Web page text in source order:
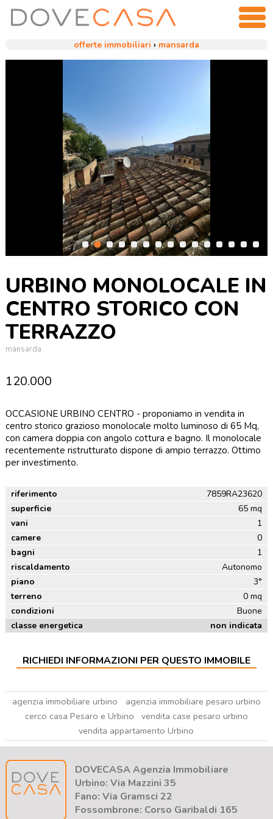
offerte immobiliari › mansarda
URBINO MONOLOCALE IN
CENTRO STORICO CON
TERRAZZO
mansarda
120.000
OCCASIONE URBINO CENTRO - proponiamo in vendita in
centro storico grazioso monolocale molto luminoso di 65 Mq,
con camera doppia con angolo cottura e bagno. Il monolocale
recentemente ristrutturato dispone di ampio terrazzo. Ottimo
per investimento.
riferimento
7859RA23620
superficie
65 mq
vani
1
camere
0
bagni
1
riscaldamento
Autonomo
piano
3°
terreno
0 mq
condizioni
Buone
classe energetica
non indicata
RICHIEDI INFORMAZIONI PER QUESTO IMMOBILE
agenzia immobiliare urbino
agenzia immobiliare pesaro urbino
cerco casa Pesaro e Urbino
vendita case pesaro urbino
vendita appartamento Urbino
DOVECASA Agenzia Immobiliare
Urbino: Via Mazzini 35
Fano: Via Gramsci 22
Fossombrone: Corso Garibaldi 165